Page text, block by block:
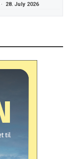
· 28. July 2026